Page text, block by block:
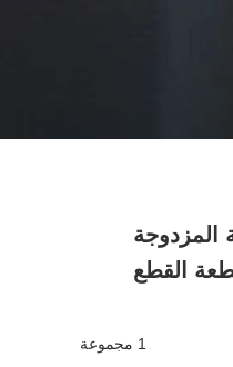
المزدوجة
القطع
1 مجموعة